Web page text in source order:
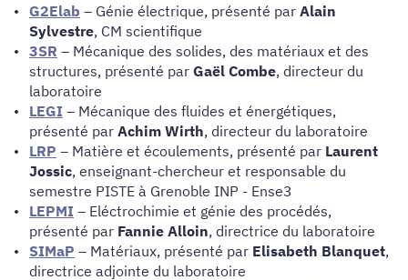
G2Elab – Génie électrique, présenté par Alain
Sylvestre, CM scientifique
3SR – Mécanique des solides, des matériaux et des
structures, présenté par Gaël Combe, directeur du
laboratoire
LEGI – Mécanique des fluides et énergétiques,
présenté par Achim Wirth, directeur du laboratoire
LRP – Matière et écoulements, présenté par Laurent
Jossic, enseignant-chercheur et responsable du
semestre PISTE à Grenoble INP - Ense3
LEPMI – Eléctrochimie et génie des procédés,
présenté par Fannie Alloin, directrice du laboratoire
SIMaP – Matériaux, présenté par Elisabeth Blanquet,
directrice adjointe du laboratoire